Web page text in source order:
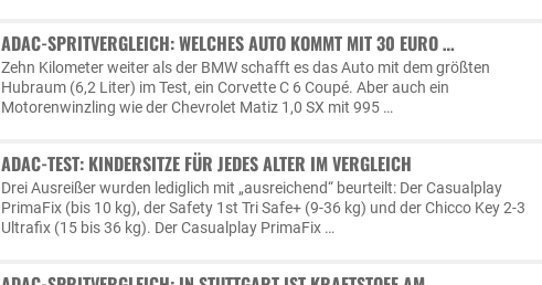
ADAC-SPRITVERGLEICH: WELCHES AUTO KOMMT MIT 30 EURO …
Zehn Kilometer weiter als der BMW schafft es das Auto mit dem größten
Hubraum (6,2 Liter) im Test, ein Corvette C 6 Coupé. Aber auch ein
Motorenwinzling wie der Chevrolet Matiz 1,0 SX mit 995 …
ADAC-TEST: KINDERSITZE FÜR JEDES ALTER IM VERGLEICH
Drei Ausreißer wurden lediglich mit „ausreichend“ beurteilt: Der Casualplay
PrimaFix (bis 10 kg), der Safety 1st Tri Safe+ (9-36 kg) und der Chicco Key 2-3
Ultrafix (15 bis 36 kg). Der Casualplay PrimaFix …